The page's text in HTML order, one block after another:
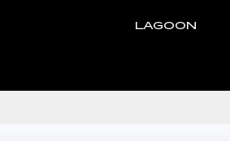
LAGOON